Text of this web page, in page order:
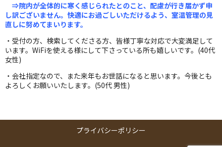
⇒院内が全体的に寒く感じられたとのこと、配慮が行き届かず申
し訳ございません。快適にお過ごしいただけるよう、室温管理の見
直しに努めてまいります。
・受付の方、検索してくださる方、皆様丁寧な対応で大変満足して
います。WiFiを使える様にして下さっている所も嬉しいです。(40代
女性)
・会社指定なので、また来年もお世話になると思います。今後とも
よろしくお願いいたします。(50代 男性)
プライバシーポリシー